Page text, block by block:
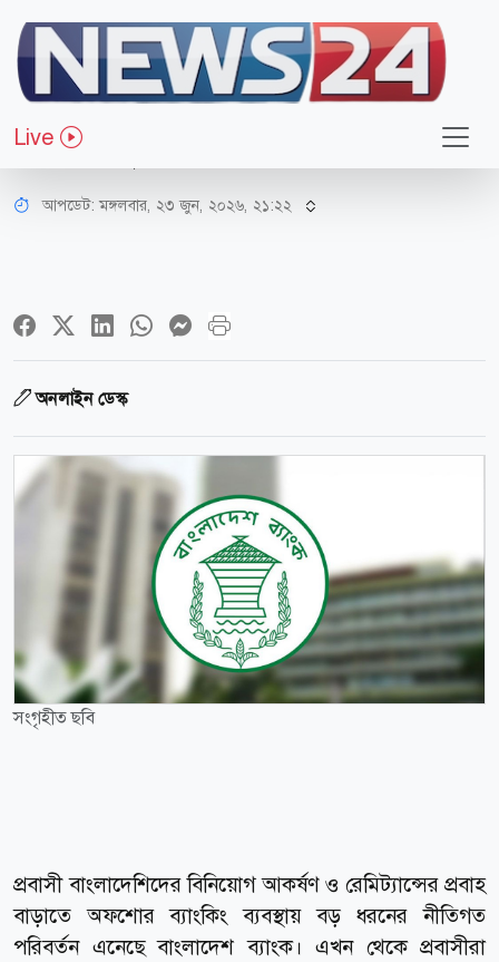
Live
অর্থ-বাণিজ্য
প্রবাসীদের জন্য নতুন ‘এনআরসিটিএ’
হিসাব চালু
আপডেট: মঙ্গলবার, ২৩ জুন, ২০২৬, ২১:২২
অনলাইন ডেস্ক
সংগৃহীত ছবি
প্রবাসী বাংলাদেশিদের বিনিয়োগ আকর্ষণ ও রেমিট্যান্সের প্রবাহ
বাড়াতে অফশোর ব্যাংকিং ব্যবস্থায় বড় ধরনের নীতিগত
পরিবর্তন এনেছে বাংলাদেশ ব্যাংক। এখন থেকে প্রবাসীরা